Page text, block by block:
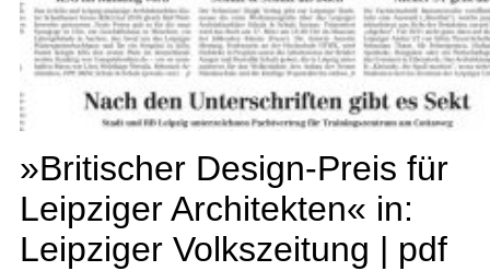
»Britischer Design-Preis für
Leipziger Architekten« in:
Leipziger Volkszeitung | pdf